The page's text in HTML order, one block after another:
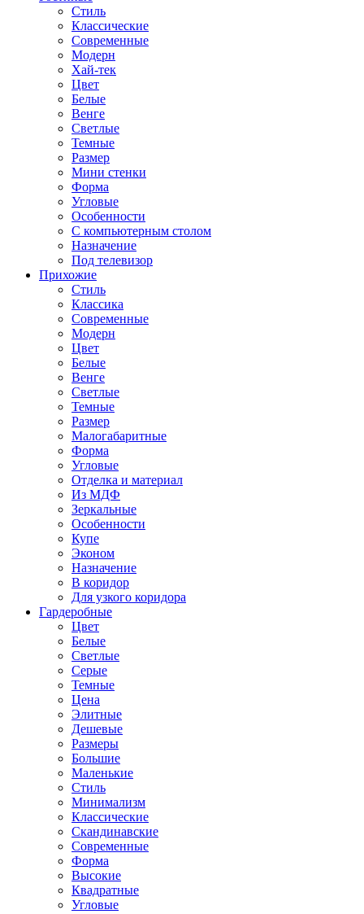
Стиль
Классические
Современные
Модерн
Хай-тек
Цвет
Белые
Венге
Светлые
Темные
Размер
Мини стенки
Форма
Угловые
Особенности
С компьютерным столом
Назначение
Под телевизор
Прихожие
Стиль
Классика
Современные
Модерн
Цвет
Белые
Венге
Светлые
Темные
Размер
Малогабаритные
Форма
Угловые
Отделка и материал
Из МДФ
Зеркальные
Особенности
Купе
Эконом
Назначение
В коридор
Для узкого коридора
Гардеробные
Цвет
Белые
Светлые
Серые
Темные
Цена
Элитные
Дешевые
Размеры
Большие
Маленькие
Стиль
Минимализм
Классические
Скандинавские
Современные
Форма
Высокие
Квадратные
Угловые